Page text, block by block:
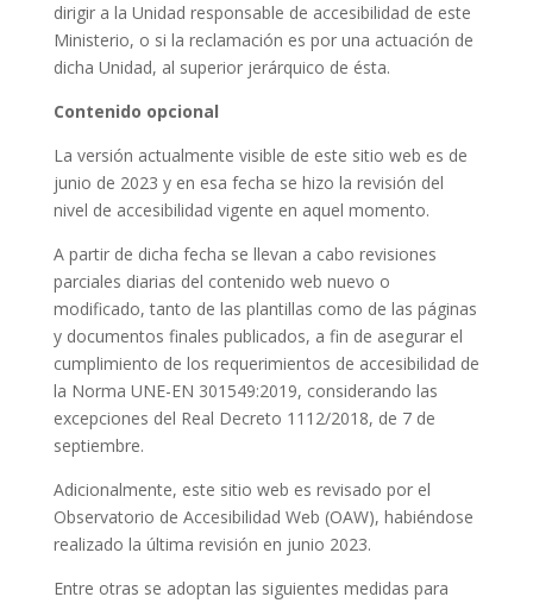
dirigir a la Unidad responsable de accesibilidad de este
Ministerio, o si la reclamación es por una actuación de
dicha Unidad, al superior jerárquico de ésta.
Contenido opcional
La versión actualmente visible de este sitio web es de
junio de 2023 y en esa fecha se hizo la revisión del
nivel de accesibilidad vigente en aquel momento.
A partir de dicha fecha se llevan a cabo revisiones
parciales diarias del contenido web nuevo o
modificado, tanto de las plantillas como de las páginas
y documentos finales publicados, a fin de asegurar el
cumplimiento de los requerimientos de accesibilidad de
la Norma UNE-EN 301549:2019, considerando las
excepciones del Real Decreto 1112/2018, de 7 de
septiembre.
Adicionalmente, este sitio web es revisado por el
Observatorio de Accesibilidad Web (OAW), habiéndose
realizado la última revisión en junio 2023.
Entre otras se adoptan las siguientes medidas para